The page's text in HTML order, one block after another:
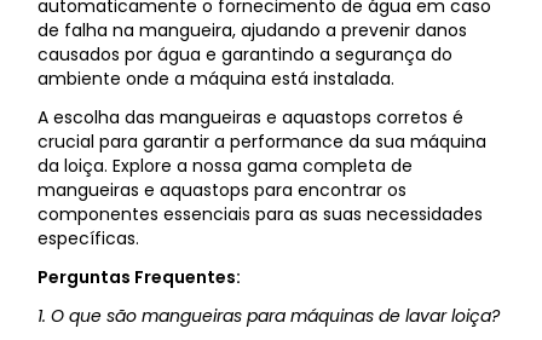
automaticamente o fornecimento de água em caso
de falha na mangueira, ajudando a prevenir danos
causados por água e garantindo a segurança do
ambiente onde a máquina está instalada.
A escolha das mangueiras e aquastops corretos é
crucial para garantir a performance da sua máquina
da loiça. Explore a nossa gama completa de
mangueiras e aquastops para encontrar os
componentes essenciais para as suas necessidades
específicas.
Perguntas Frequentes:
1. O que são mangueiras para máquinas de lavar loiça?